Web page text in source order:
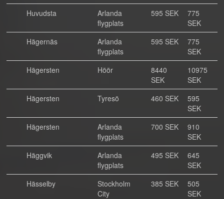
Huvudsta
Arlanda
flygplats
595 SEK
775
SEK
Hägernäs
Arlanda
flygplats
595 SEK
775
SEK
Hägersten
Höör
8440
SEK
10975
SEK
Hägersten
Tyresö 460 SEK
595
SEK
Hägersten
Arlanda
flygplats
700 SEK
910
SEK
Häggvik
Arlanda
flygplats
495 SEK
645
SEK
Hässelby
Stockholm
City
385 SEK
505
SEK